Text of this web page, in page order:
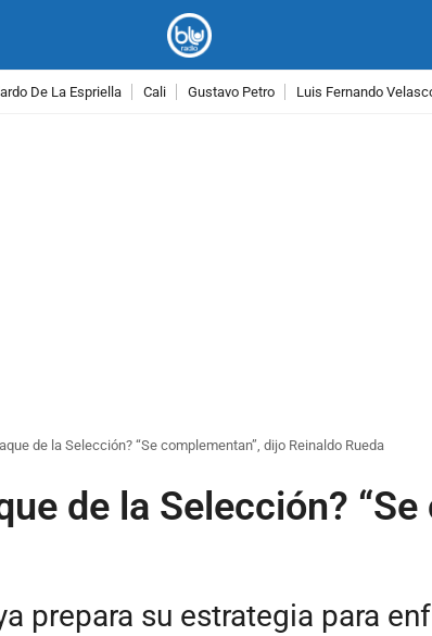
De La Espriella Cali Gustavo Petro Luis Fernando
de la Selección? “Se complementan”, dijo Reinaldo Rueda
de la Selección?
prepara su estrategia para